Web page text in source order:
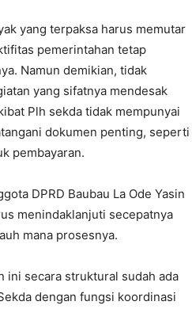
yang terpaksa harus memutar
pemerintahan tetap
Namun demikian, tidak
yang sifatnya mendesak
Plh sekda tidak mempunyai
dokumen penting, seperti
pembayaran.
DPRD Baubau La Ode Yasin
menindaklanjuti secepatnya
mana prosesnya.
ini secara struktural sudah ada
dengan fungsi koordinasi